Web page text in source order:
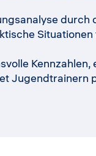
durch
Jugendtrainern